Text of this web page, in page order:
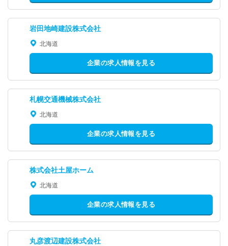
岩田地崎建設株式会社
北海道
企業の求人情報を見る
札幌交通機械株式会社
北海道
企業の求人情報を見る
株式会社土屋ホーム
北海道
企業の求人情報を見る
丸彦渡辺建設株式会社